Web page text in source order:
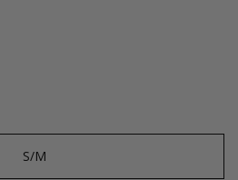
ô
đ
S/M